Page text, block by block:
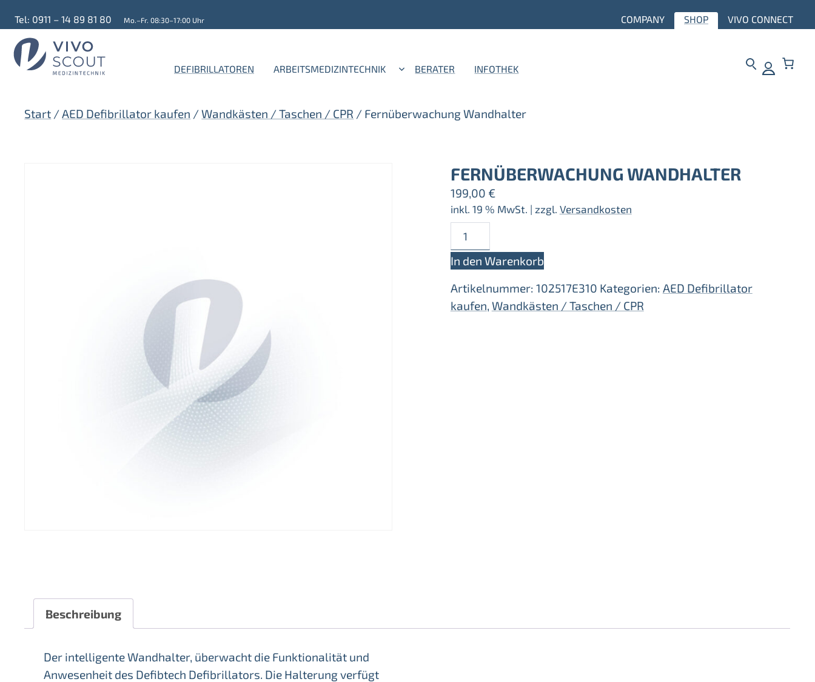
Inhalt
springen
Tel: 0911 – 14 89 81 80 Mo.–Fr. 08:30–17:00 Uhr COMPANY SHOP VIVO CONNECT
DEFIBRILLATOREN ARBEITSMEDIZINTECHNIK BERATER INFOTHEK
Start /AED Defibrillator kaufen /Wandkästen / Taschen / CPR / Fernüberwachung Wandhalter
FERNÜBERWACHUNG WANDHALTER
199,00 €
inkl. 19 % MwSt. | zzgl. Versandkosten
Fernüberwachung
Wandhalter
Menge
In den Warenkorb
Artikelnummer: 102517E310 Kategorien: AED Defibrillator
kaufen, Wandkästen / Taschen / CPR
Beschreibung
Der intelligente Wandhalter, überwacht die Funktionalität und
Anwesenheit des Defibtech Defibrillators. Die Halterung verfügt